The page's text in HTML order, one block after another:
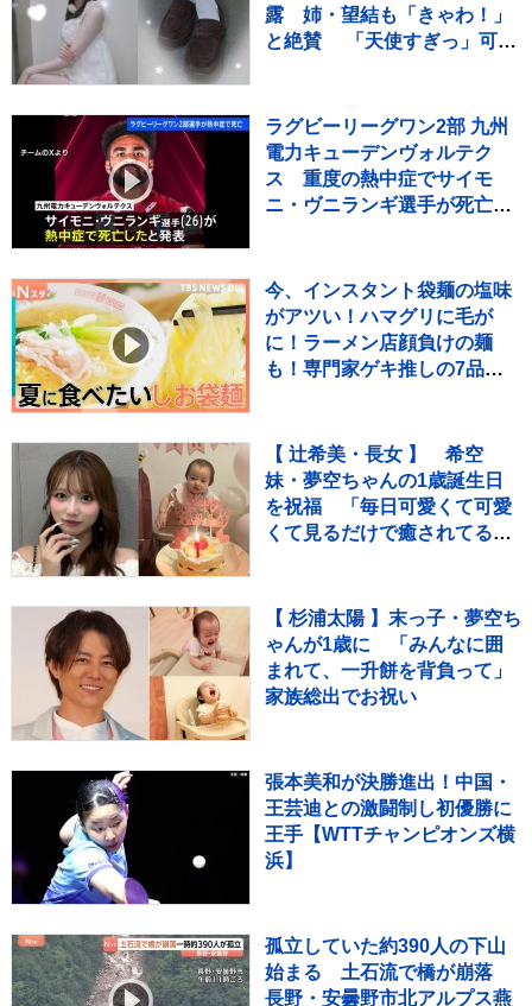
露 姉・望結も「きゃわ！」
と絶賛 「天使すぎっ」可愛
ラグビーリーグワン2部 九州
電力キューデンヴォルテク
ス 重度の熱中症でサイモ
ニ・ヴニランギ選手が死亡と
今、インスタント袋麺の塩味
がアツい！ハマグリに毛が
に！ラーメン店顔負けの麺
も！専門家ゲキ推しの7品を
【 辻希美・長女 】 希空
妹・夢空ちゃんの1歳誕生日
を祝福 「毎日可愛くて可愛
くて見るだけで癒されてる
【 杉浦太陽 】末っ子・夢空ち
ゃんが1歳に 「みんなに囲
まれて、一升餅を背負って」
家族総出でお祝い
張本美和が決勝進出！中国・
王芸迪との激闘制し初優勝に
王手【WTTチャンピオンズ横
浜】
孤立していた約390人の下山
始まる 土石流で橋が崩落
長野・安曇野市北アルプス燕